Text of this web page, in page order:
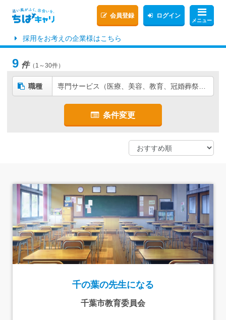
メニュー
会員登録 ログイン
採用をお考えの企業様はこちら
9 件（1～30件）
職種
条件変更
千の葉の先生になる
千葉市教育委員会